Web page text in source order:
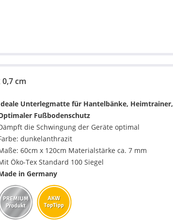
cm
Unterlegmatte für Hantelbänke, Heimtrainer,
Fußbodenschutz
die Schwingung der Geräte optimal
dunkelanthrazit
60cm x 120cm Materialstärke ca. 7 mm
Öko-Tex Standard 100 Siegel
in Germany